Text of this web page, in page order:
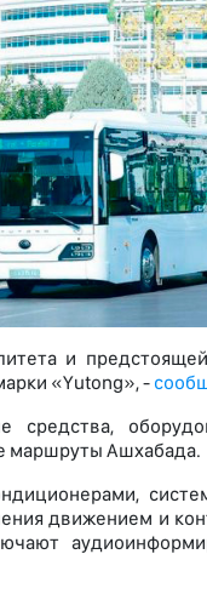
и
«Yutong», -
средства,
маршруты Ашхабада.
движением и